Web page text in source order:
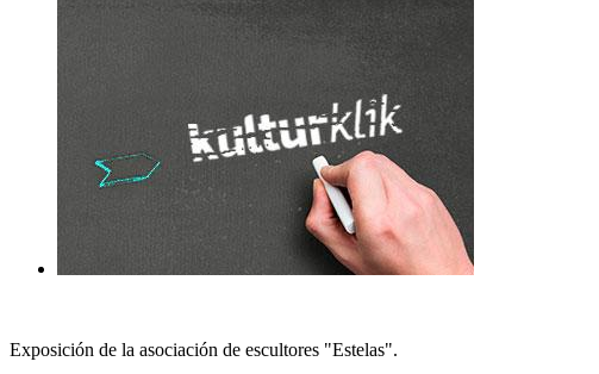
Exposición de la asociación de escultores "Estelas".